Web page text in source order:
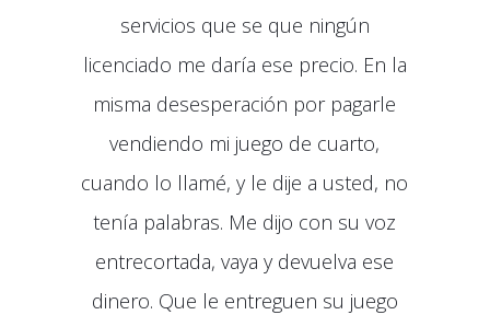
servicios que se que ningún
licenciado me daría ese precio. En la
misma desesperación por pagarle
vendiendo mi juego de cuarto,
cuando lo llamé, y le dije a usted, no
tenía palabras. Me dijo con su voz
entrecortada, vaya y devuelva ese
dinero. Que le entreguen su juego